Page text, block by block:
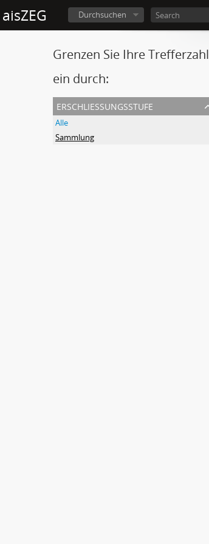
aisZEG Durchsuchen
Grenzen Sie Ihre Trefferzahl
ein durch:
erschließungsstufe
Alle
Sammlung